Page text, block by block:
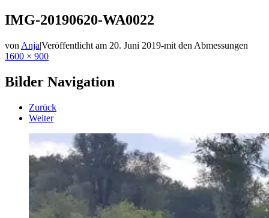
IMG-20190620-WA0022
von Anja|Veröffentlicht am 20. Juni 2019-mit den Abmessungen
1600 × 900
Bilder Navigation
Zurück
Weiter